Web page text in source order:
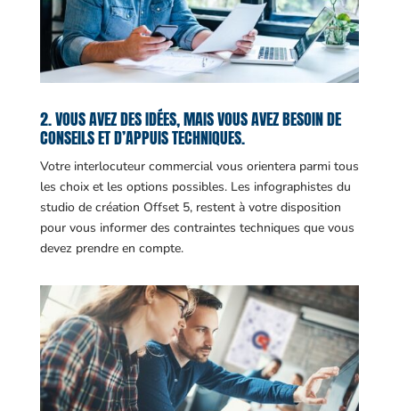
2. VOUS AVEZ DES IDÉES, MAIS VOUS AVEZ BESOIN DE
CONSEILS ET D’APPUIS TECHNIQUES.
Votre interlocuteur commercial vous orientera parmi tous
les choix et les options possibles. Les infographistes du
studio de création Offset 5, restent à votre disposition
pour vous informer des contraintes techniques que vous
devez prendre en compte.